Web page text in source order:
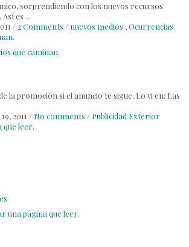
sorprendiendo con los nuevos recursos
es ...
/2 Comments / nuevos medios ,Ocurrencias
que caminan.
la promoción si el anuncio te sigue. Lo vi en: Las
2011 / No comments / Publicidad Exterior
que leer.
una página que leer.